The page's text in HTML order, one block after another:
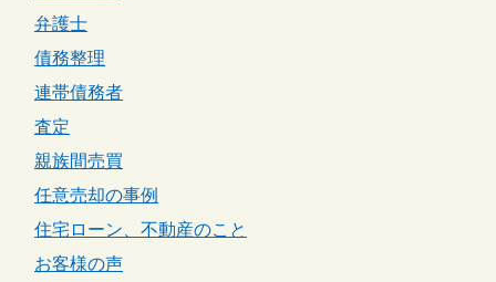
弁護士
債務整理
連帯債務者
査定
親族間売買
任意売却の事例
住宅ローン、不動産のこと
お客様の声